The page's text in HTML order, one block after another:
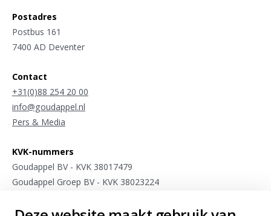
Postadres
Postbus 161
7400 AD Deventer
Contact
+31(0)88 254 20 00
info@goudappel.nl
Pers & Media
KVK-nummers
Goudappel BV - KVK 38017479
Goudappel Groep BV - KVK 38023224
Meet4research BV - KVK 75963175